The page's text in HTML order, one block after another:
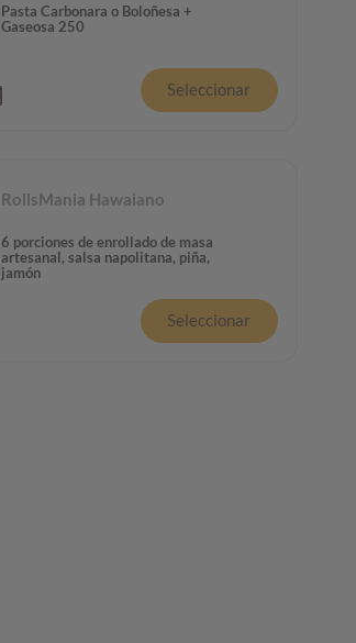
Pasta Carbonara o Boloñesa +
Gaseosa 250
Seleccionar
RollsMania Hawaiano
6 porciones de enrollado de masa
artesanal, salsa napolitana, piña,
jamón
Seleccionar